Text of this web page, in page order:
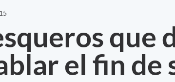
que
el fin de